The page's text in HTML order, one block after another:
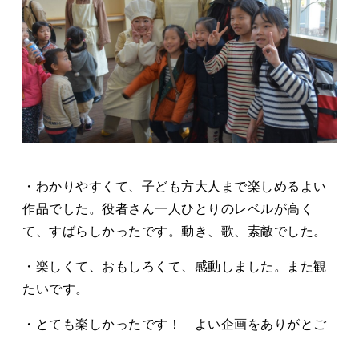
・わかりやすくて、子ども方大人まで楽しめるよい
作品でした。役者さん一人ひとりのレベルが高く
て、すばらしかったです。動き、歌、素敵でした。
・楽しくて、おもしろくて、感動しました。また観
たいです。
・とても楽しかったです！ よい企画をありがとご